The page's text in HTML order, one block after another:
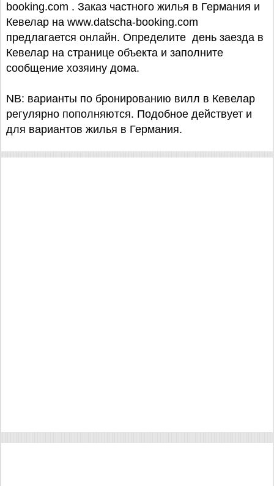
booking.com . Заказ частного жилья в Германия и
Кевелар на www.datscha-booking.com
предлагается онлайн. Определите день заезда в
Кевелар на странице объекта и заполните
сообщение хозяину дома.
NB: варианты по бронированию вилл в Кевелар
регулярно пополняются. Подобное действует и
для вариантов жилья в Германия.